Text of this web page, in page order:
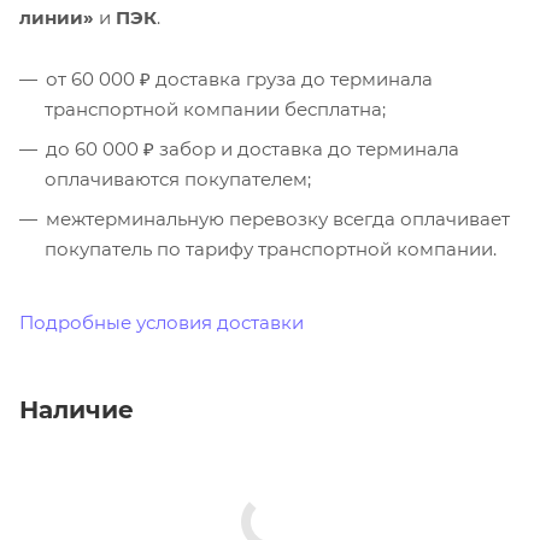
линии» и ПЭК.
от 60 000 ₽ доставка груза до терминала
транспортной компании бесплатна;
до 60 000 ₽ забор и доставка до терминала
оплачиваются покупателем;
межтерминальную перевозку всегда оплачивает
покупатель по тарифу транспортной компании.
Подробные условия доставки
Наличие